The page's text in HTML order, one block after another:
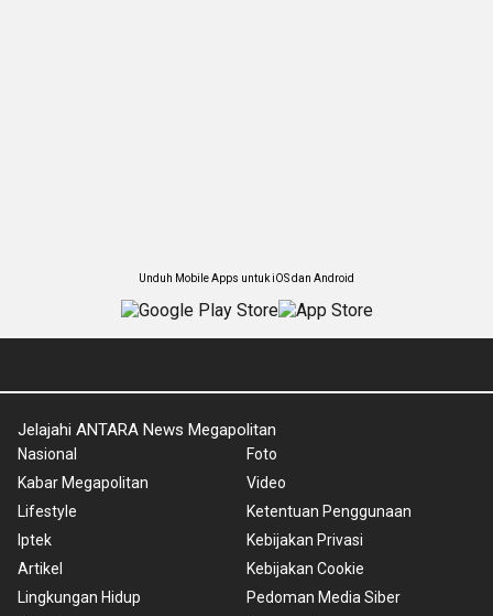
Unduh Mobile Apps untuk iOS dan Android
Jelajahi ANTARA News Megapolitan
Nasional
Kabar Megapolitan
Lifestyle
Iptek
Artikel
Lingkungan Hidup
Foto
Video
Ketentuan Penggunaan
Kebijakan Privasi
Kebijakan Cookie
Pedoman Media Siber